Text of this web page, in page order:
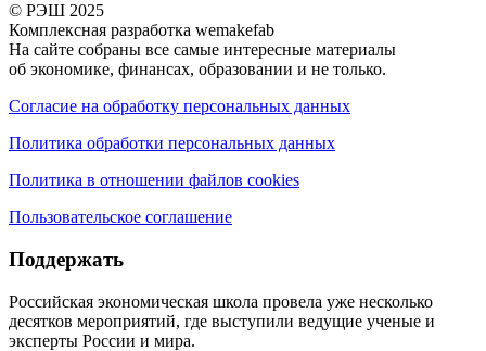
© РЭШ 2025
Комплексная разработка wemakefab
На сайте собраны все самые интересные материалы
об экономике, финансах, образовании и не только.
Согласие на обработку персональных данных
Политика обработки персональных данных
Политика в отношении файлов cookies
Пользовательское соглашение
Поддержать
Российская экономическая школа провела уже несколько
десятков мероприятий, где выступили ведущие ученые и
эксперты России и мира.